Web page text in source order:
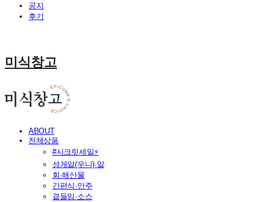
공지
후기
미식창고
ABOUT
전체상품
#시크릿세일⚡
성게알(우니)·알
회·해산물
간편식·안주
곁들임·소스